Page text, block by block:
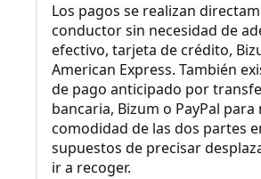
Los pagos se realizan
conductor sin necesidad de
efectivo, tarjeta de crédito,
American Express. También
de pago anticipado por
bancaria, Bizum o PayPal para
comodidad de las dos partes
supuestos de precisar
ir a recoger.